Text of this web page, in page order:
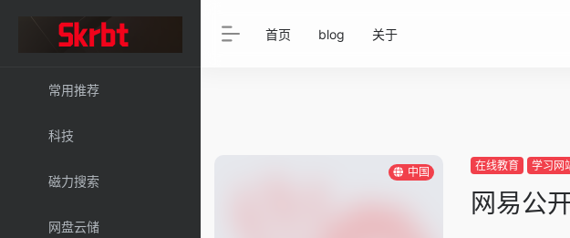
常用推荐
科技
磁力搜索
网盘云储
首页 blog 关于
中国 在线教育 学习网
网易公